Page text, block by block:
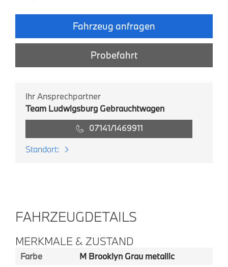
Fahrzeug anfragen
Probefahrt
Ihr Ansprechpartner
Team Ludwigsburg Gebrauchtwagen
07141/1469911
Standort:
FAHRZEUGDETAILS
MERKMALE & ZUSTAND
Farbe
M Brooklyn Grau metallic